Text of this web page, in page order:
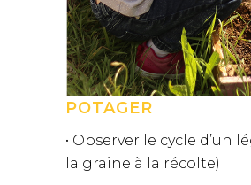
POTAGER
• Observer le cycle d’un
la graine à la récolte)